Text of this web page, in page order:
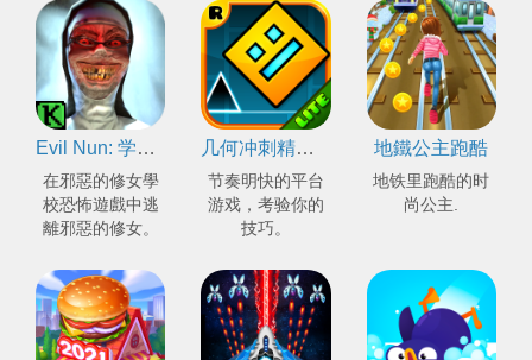
Evil Nun: 学校里的恐怖
在邪惡的修女學
校恐怖遊戲中逃
離邪惡的修女。
几何冲刺精简版 (Geometry Dash Lite)
节奏明快的平台
游戏，考验你的
技巧。
地鐵公主跑酷
地铁里跑酷的时
尚公主.